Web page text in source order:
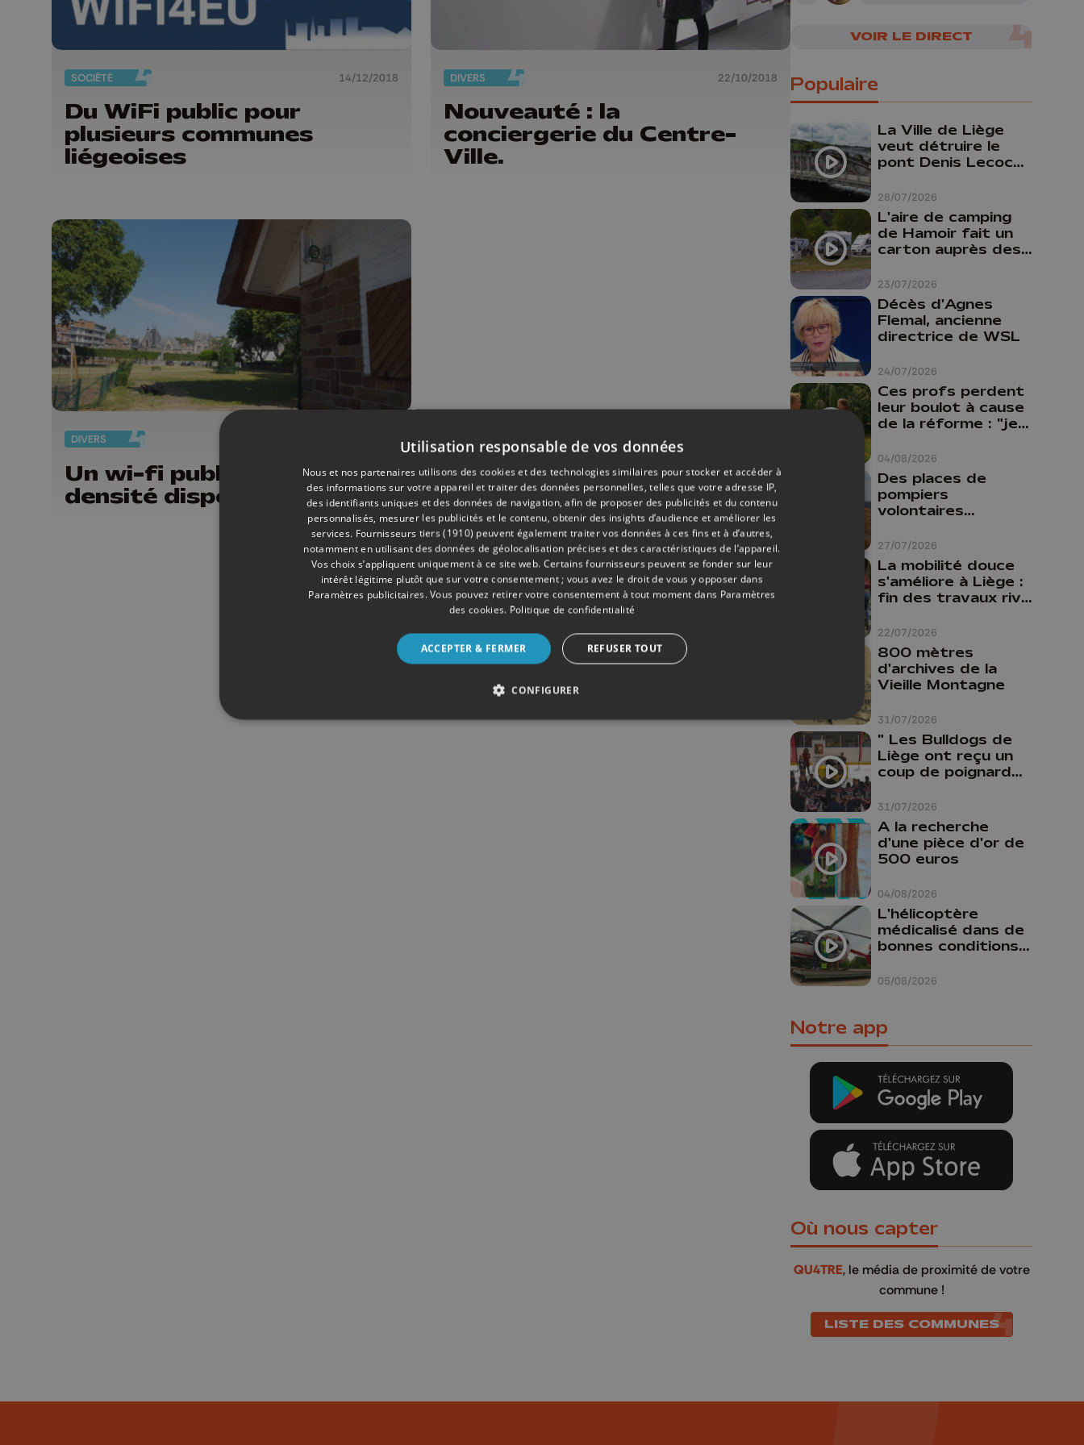
SOCIÉTÉ 14/12/2018
Du WiFi public pour
plusieurs communes
liégeoises
DIVERS 22/10/2018
Nouveauté : la
conciergerie du Centre-
Ville.
DIVERS
Un wi-fi public à haute
densité disponible à Huy
VOIR LE DIRECT
Populaire
28/07/2026
La Ville de Liège
veut détruire le
pont Denis Lecocq
budget pour le
faire
23/07/2026
L'aire de camping
de Hamoir fait un
carton auprès des
24/07/2026
Décès d'Agnes
Flemal, ancienne
directrice de WSL
04/08/2026
Ces profs perdent
leur boulot à cause
de la réforme : "je
comme prof que
comme
pharmacienne"
27/07/2026
Des places de
pompiers
volontaires
province de Liège :
"Un citoyen qui
n'est formé ne
peut pas nous
aider"
22/07/2026
La mobilité douce
s'améliore à Liège :
fin des travaux rive
cyclo-piétonnes
Avroy et
Guillemins...
31/07/2026
800 mètres
d'archives de la
Vieille Montagne
31/07/2026
" Les Bulldogs de
Liège ont reçu un
coup de poignard
04/08/2026
A la recherche
d'une pièce d'or de
500 euros
05/08/2026
L'hélicoptère
médicalisé dans de
bonnes conditions à
Notre app
Où nous capter
QU4TRE, le média de proximité de votre
commune !
LISTE DES COMMUNES
Utilisation responsable de vos données
Nous et nos partenaires utilisons des cookies et des technologies similaires pour stocker et accéder à
des informations sur votre appareil et traiter des données personnelles, telles que votre adresse IP,
des identifiants uniques et des données de navigation, afin de proposer des publicités et du contenu
personnalisés, mesurer les publicités et le contenu, obtenir des insights d’audience et améliorer les
services. Fournisseurs tiers (1910) peuvent également traiter vos données à ces fins et à d’autres,
notamment en utilisant des données de géolocalisation précises et des caractéristiques de l’appareil.
Vos choix s’appliquent uniquement à ce site web. Certains fournisseurs peuvent se fonder sur leur
intérêt légitime plutôt que sur votre consentement ; vous avez le droit de vous y opposer dans
Paramètres publicitaires. Vous pouvez retirer votre consentement à tout moment dans Paramètres
des cookies. Politique de confidentialité
ACCEPTER & FERMER REFUSER TOUT
CONFIGURER